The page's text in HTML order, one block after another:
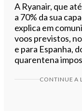
A Ryanair, que
a 70% da sua
explica em
voos previstos,
e para Espanha,
quarentena
CONTINUE A